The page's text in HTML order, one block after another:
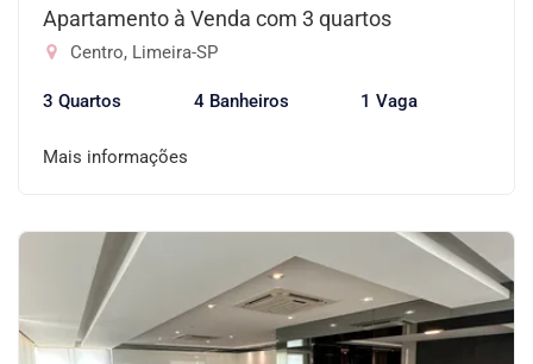
Apartamento à Venda com 3 quartos
Centro, Limeira-SP
3 Quartos 4 Banheiros 1 Vaga
Mais informações